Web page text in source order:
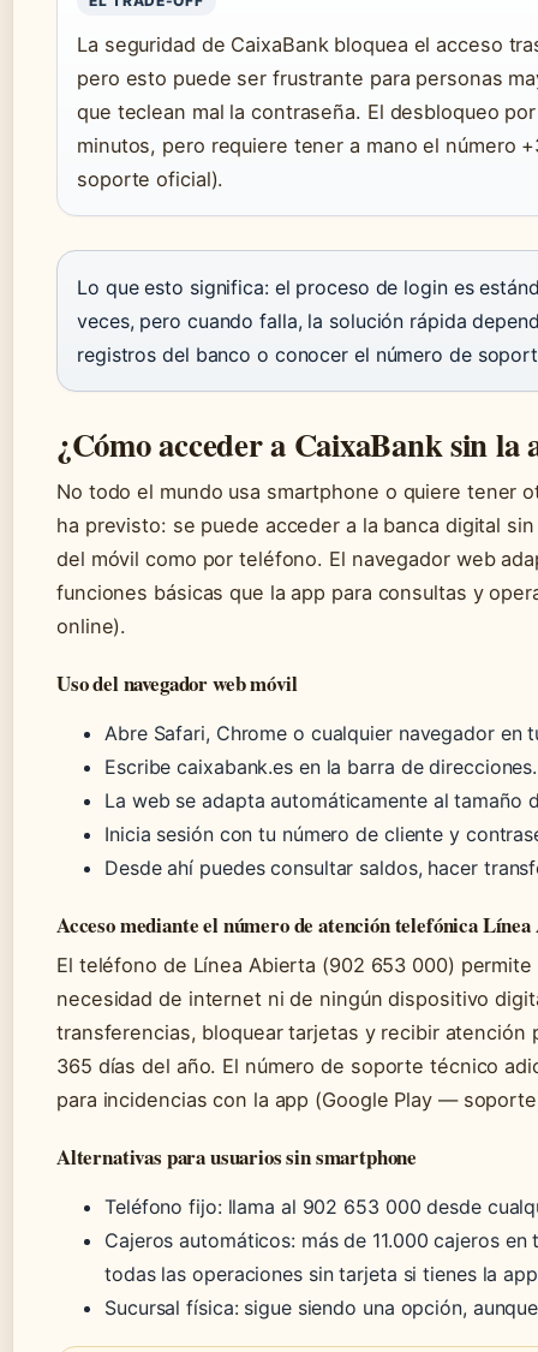
La seguridad de CaixaBank bloquea el acceso
pero esto puede ser frustrante para personas
que teclean mal la contraseña. El desbloqueo
minutos, pero requiere tener a mano el número
soporte oficial).
Lo que esto significa: el proceso de login es
veces, pero cuando falla, la solución rápida
registros del banco o conocer el número de
¿Cómo acceder a CaixaBank sin la
No todo el mundo usa smartphone o quiere tener
ha previsto: se puede acceder a la banca digital
del móvil como por teléfono. El navegador web
funciones básicas que la app para consultas y
online).
Uso del navegador web móvil
Abre Safari, Chrome o cualquier navegador en
Escribe caixabank.es en la barra de direcciones.
La web se adapta automáticamente al tamaño
Inicia sesión con tu número de cliente y
Desde ahí puedes consultar saldos, hacer
Acceso mediante el número de atención telefónica
El teléfono de Línea Abierta (902 653 000)
necesidad de internet ni de ningún dispositivo
transferencias, bloquear tarjetas y recibir atención
365 días del año. El número de soporte técnico
para incidencias con la app (Google Play —
Alternativas para usuarios sin smartphone
Teléfono fijo: llama al 902 653 000 desde
Cajeros automáticos: más de 11.000 cajeros
todas las operaciones sin tarjeta si tienes la
Sucursal física: sigue siendo una opción,